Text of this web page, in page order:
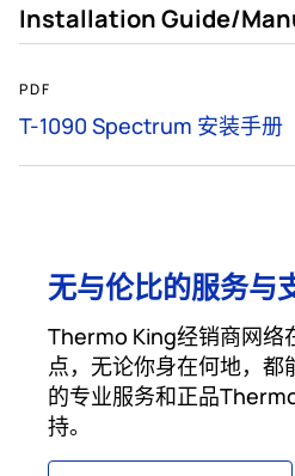
Installation Guide/
PDF
T-1090 Spectrum 安装手册
无与伦比的服务与
Thermo King经销商网络
点，无论你身在何地，都
的专业服务和正品
持。